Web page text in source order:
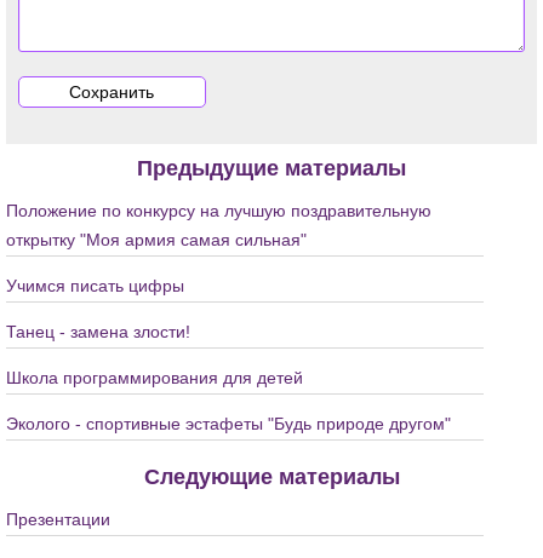
Предыдущие материалы
Положение по конкурсу на лучшую поздравительную
открытку "Моя армия самая сильная"
Учимся писать цифры
Танец - замена злости!
Школа программирования для детей
Эколого - спортивные эстафеты "Будь природе другом"
Следующие материалы
Презентации